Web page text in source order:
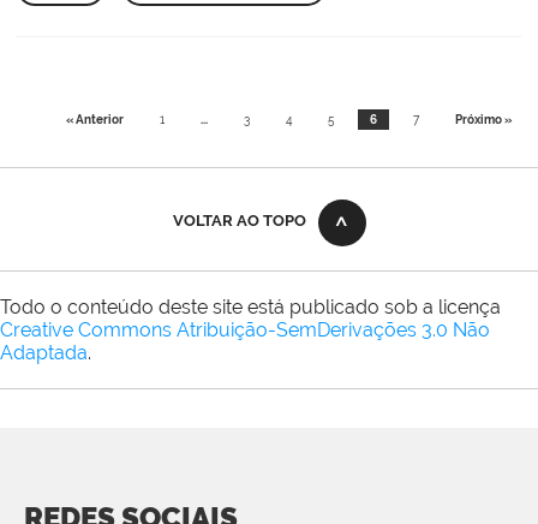
« Anterior 1 ... 3 4 5 6 7 Próximo »
VOLTAR AO TOPO
Todo o conteúdo deste site está publicado sob a licença
Creative Commons Atribuição-SemDerivações 3.0 Não
Adaptada.